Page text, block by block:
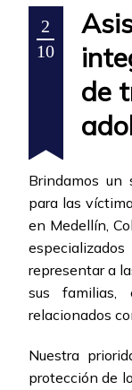
2
10
de
Brindamos un
para las
en Medellín,
representar a
sus familias,
relacionados
Nuestra
protección de